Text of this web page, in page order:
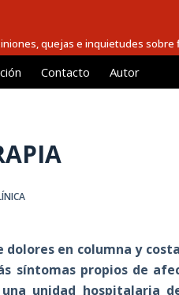
quejas e inquietudes sobre
Contacto Autor
en columna y
síntomas propios de
unidad hospitalaria